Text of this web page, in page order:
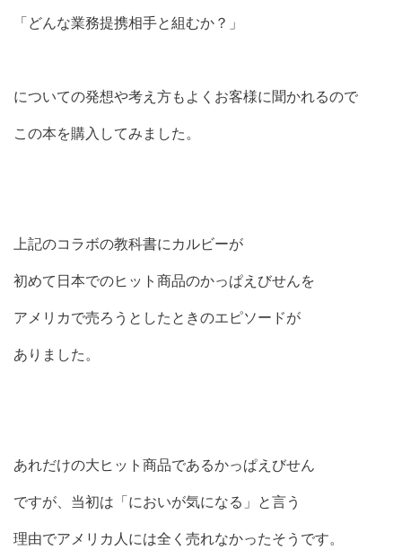
「どんな業務提携相手と組むか？」
についての発想や考え方もよくお客様に聞かれるので
この本を購入してみました。
上記のコラボの教科書にカルビーが
初めて日本でのヒット商品のかっぱえびせんを
アメリカで売ろうとしたときのエピソードが
ありました。
あれだけの大ヒット商品であるかっぱえびせん
ですが、当初は「においが気になる」と言う
理由でアメリカ人には全く売れなかったそうです。